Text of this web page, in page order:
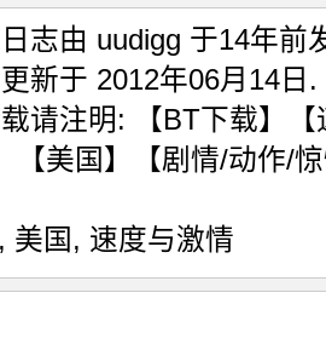
志由 uudigg 于14年前
新于 2012年06月14日.
请注明:
【BT下载】
【美国】【剧情/动作/
, 美国 , 速度与激情